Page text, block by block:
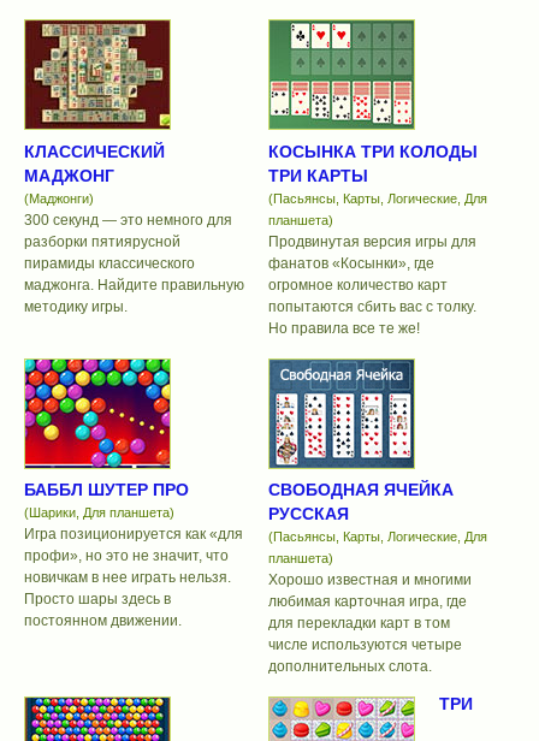
КЛАССИЧЕСКИЙ
МАДЖОНГ
(Маджонги)
300 секунд — это немного для
разборки пятиярусной
пирамиды классического
маджонга. Найдите правильную
методику игры.
КОСЫНКА ТРИ КОЛОДЫ
ТРИ КАРТЫ
(Пасьянсы, Карты, Логические, Для
планшета)
Продвинутая версия игры для
фанатов «Косынки», где
огромное количество карт
попытаются сбить вас с толку.
Но правила все те же!
БАББЛ ШУТЕР ПРО
(Шарики, Для планшета)
Игра позиционируется как «для
профи», но это не значит, что
новичкам в нее играть нельзя.
Просто шары здесь в
постоянном движении.
СВОБОДНАЯ ЯЧЕЙКА
РУССКАЯ
(Пасьянсы, Карты, Логические, Для
планшета)
Хорошо известная и многими
любимая карточная игра, где
для перекладки карт в том
числе используются четыре
дополнительных слота.
ТРИ